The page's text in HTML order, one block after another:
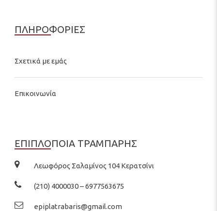
ΠΛΗΡΟΦΟΡΙΕΣ
Σχετικά με εμάς
Επικοινωνία
ΕΠΙΠΛΟΠΟΙΑ ΤΡΑΜΠΑΡΗΣ
Λεωφόρος Σαλαμίνος 104 Κερατσίνι
(210) 4000030 – 6977563675
epiplatrabaris@gmail.com